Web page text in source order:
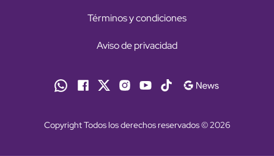
Términos y condiciones
Aviso de privacidad
Copyright Todos los derechos reservados © 2026